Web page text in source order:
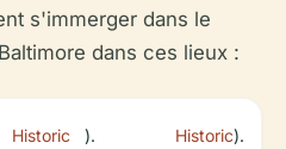
s'immerger dans le
dans ces lieux :
Historic
).
Historic).